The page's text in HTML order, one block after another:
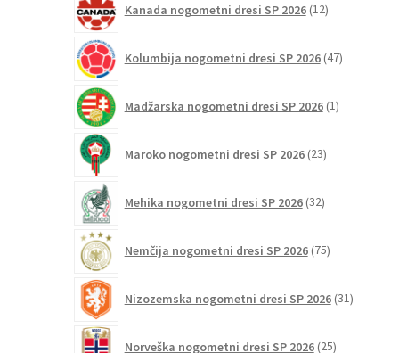
Kanada nogometni dresi SP 2026 12izdelkov
Kolumbija nogometni dresi SP 2026 47izdelkov
Madžarska nogometni dresi SP 2026 1izdelek
Maroko nogometni dresi SP 2026 23izdelkov
Mehika nogometni dresi SP 2026 32izdelkov
Nemčija nogometni dresi SP 2026 75izdelkov
Nizozemska nogometni dresi SP 2026 31izdelkov
Norveška nogometni dresi SP 2026 25